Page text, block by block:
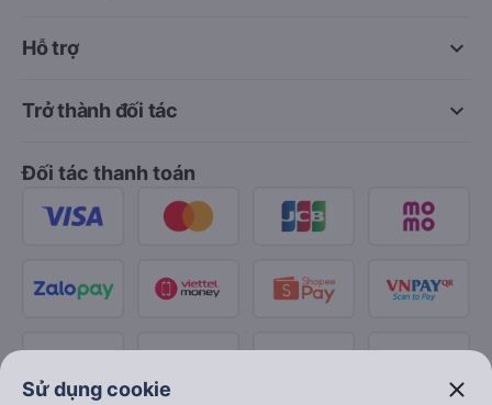
keyboard_arrow_down
Hỗ trợ
keyboard_arrow_down
Trở thành đối tác
Đối tác thanh toán
Sử dụng cookie close